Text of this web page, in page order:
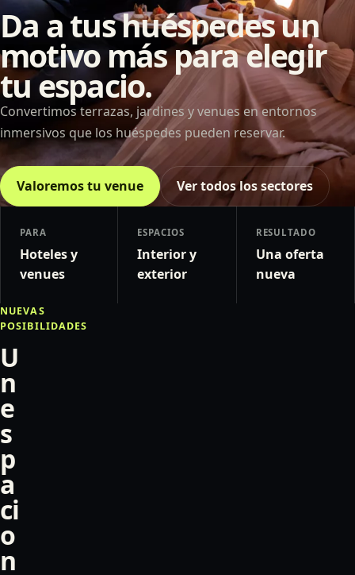
Da a tus huéspedes un
motivo más para elegir
tu espacio.
Convertimos terrazas, jardines y venues en entornos
inmersivos que los huéspedes pueden reservar.
Valoremos tu venue Ver todos los sectores
PARA
Hoteles y
venues
ESPACIOS
Interior y
exterior
RESULTADO
Una oferta
nueva
NUEVAS
POSIBILIDADES
U
n
e
s
p
a
ci
o
n